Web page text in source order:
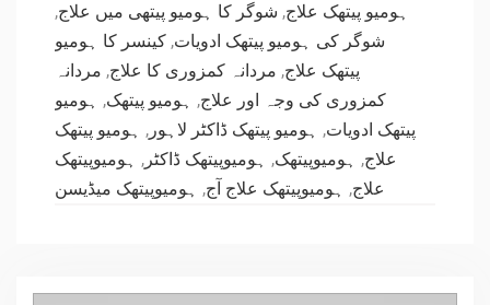
ہومیو پیتھک علاج, شوگر کا ہومیو پیتھی میں علاج,
شوگر کی ہومیو پیتھک ادویات, کینسر کا ہومیو
پیتھک علاج, مردانہ کمزوری کا علاج, مردانہ
کمزوری کی وجہ اور علاج, ہومیو پیتھک, ہومیو
پیتھک ادویات, ہومیو پیتھک ڈاکٹر لاہور , ہومیو پیتھک
علاج, ہومیوپیتھک, ہومیوپیتھک ڈاکٹر , ہومیوپیتھک
علاج, ہومیوپیتھک علاج آج, ہومیوپیتھک میڈیسن